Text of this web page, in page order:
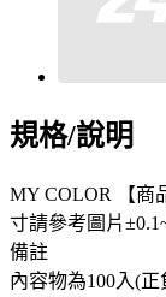
規格/說明
MY COLOR 【商
寸請參考圖片
備註
內容物為100入(正